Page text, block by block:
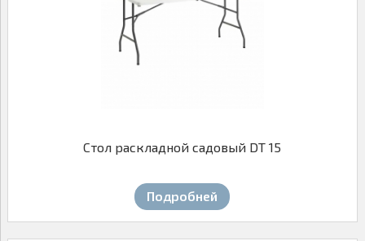
Стол раскладной садовый DT 15
Подробней